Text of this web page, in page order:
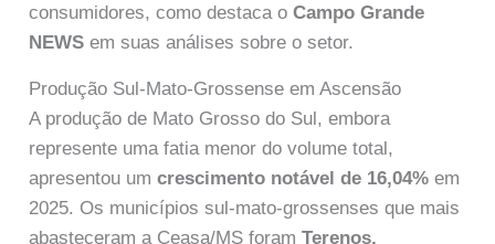
consumidores, como destaca oCampo Grande
NEWS em suas análises sobre o setor.
Produção Sul-Mato-Grossense em Ascensão
A produção de Mato Grosso do Sul, embora
represente uma fatia menor do volume total,
apresentou umcrescimento notável de 16,04% em
2025. Os municípios sul-mato-grossenses que mais
abasteceram a Ceasa/MS foramTerenos,